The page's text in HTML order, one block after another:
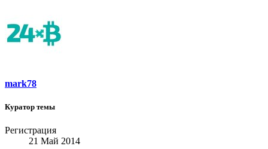
mark78
Куратор темы
Регистрация
21 Май 2014